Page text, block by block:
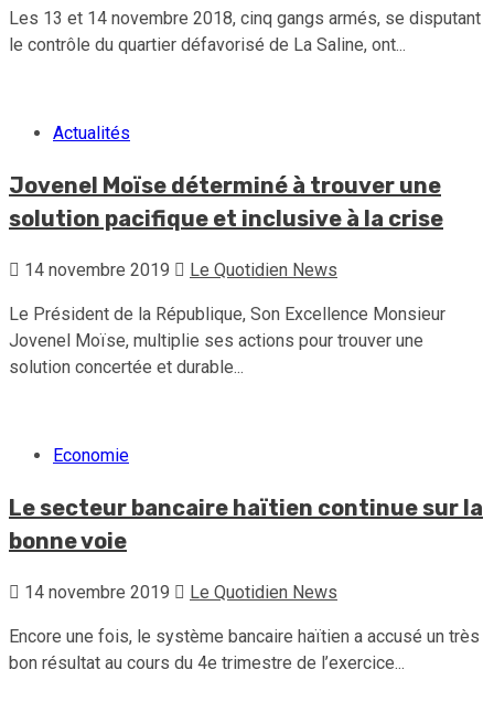
Les 13 et 14 novembre 2018, cinq gangs armés, se disputant
le contrôle du quartier défavorisé de La Saline, ont...
Actualités
Jovenel Moïse déterminé à trouver une
solution pacifique et inclusive à la crise
14 novembre 2019 Le Quotidien News
Le Président de la République, Son Excellence Monsieur
Jovenel Moïse, multiplie ses actions pour trouver une
solution concertée et durable...
Economie
Le secteur bancaire haïtien continue sur la
bonne voie
14 novembre 2019 Le Quotidien News
Encore une fois, le système bancaire haïtien a accusé un très
bon résultat au cours du 4e trimestre de l’exercice...